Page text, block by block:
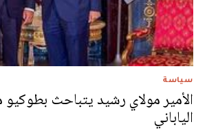
سياسة
الأمير مولاي رشيد يتباحث بطوكيو
الياباني